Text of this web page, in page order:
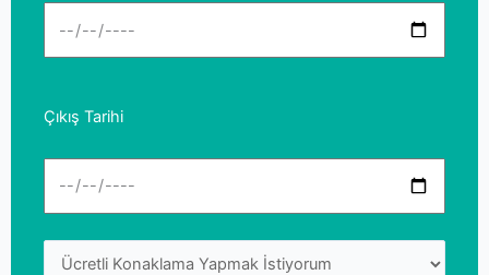
Çıkış Tarihi